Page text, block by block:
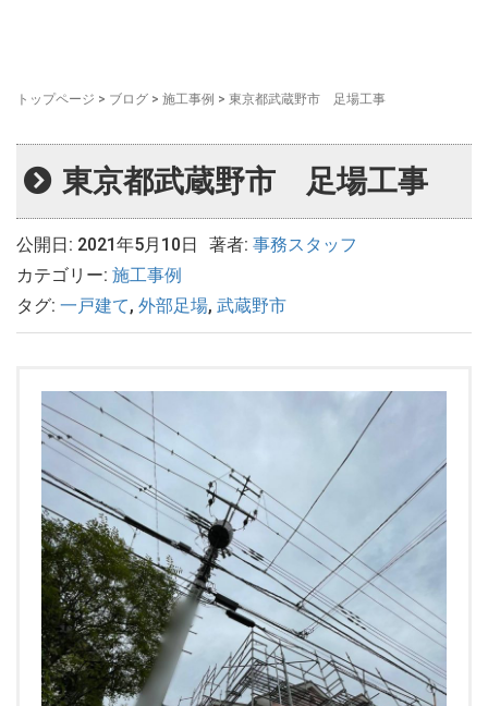
トップページ > ブログ > 施工事例 > 東京都武蔵野市 足場工事
東京都武蔵野市 足場工事
公開日: 2021年5月10日 著者: 事務スタッフ
カテゴリー: 施工事例
タグ: 一戸建て, 外部足場, 武蔵野市